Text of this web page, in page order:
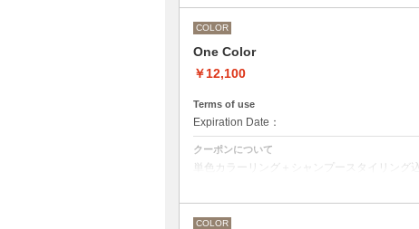
トリートメントは髪質の合わせてご提案させ
●髪の長さにより別途ロング料金を頂戴いたし
M ¥＋1100 L¥＋1650 LL¥＋2200
さい。
COLOR
One Color
￥12,100
Terms of use
Expiration Date：
クーポンについて
単色カラーリング＋シャンプースタイリング
M ¥＋1100 L¥＋1650 LL¥＋2200
●ハイライト、ブリーチ、ポイントカラーな
COLOR